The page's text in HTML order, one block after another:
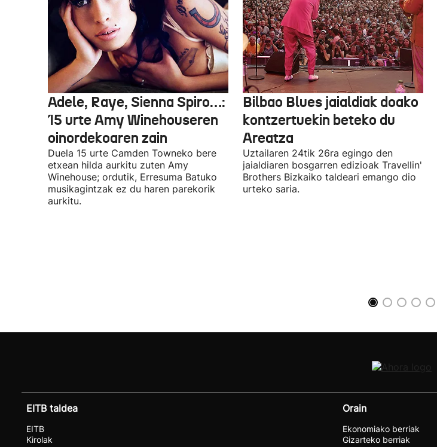
Adele, Raye, Sienna Spiro…:
15 urte Amy Winehouseren
oinordekoaren zain
Duela 15 urte Camden Towneko bere
etxean hilda aurkitu zuten Amy
Winehouse; ordutik, Erresuma Batuko
musikagintzak ez du haren parekorik
aurkitu.
Bilbao Blues jaialdiak doako
kontzertuekin beteko du
Areatza
Uztailaren 24tik 26ra egingo den
jaialdiaren bosgarren edizioak Travellin'
Brothers Bizkaiko taldeari emango dio
urteko saria.
EITB taldea
EITB
Kirolak
Orain
Ekonomiako berriak
Gizarteko berriak